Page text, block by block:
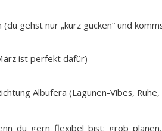
gehst nur „kurz gucken“ und
ist perfekt dafür)
Albufera (Lagunen-Vibes,
du gern flexibel bist: grob